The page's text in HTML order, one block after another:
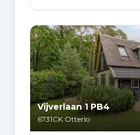
Vijverlaan 1 PB4
6731CK Otterlo